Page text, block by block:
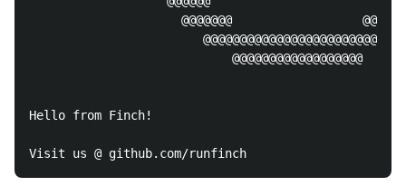
@@@@@@@
                            @@@@@@@@@@@@@@@@@@
Hello from Finch!